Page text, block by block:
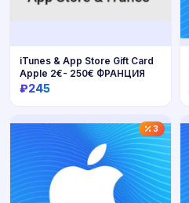
Купить
iTunes & App Store Gift Card
Apple 2€- 250€ ФРАНЦИЯ
₽245
3